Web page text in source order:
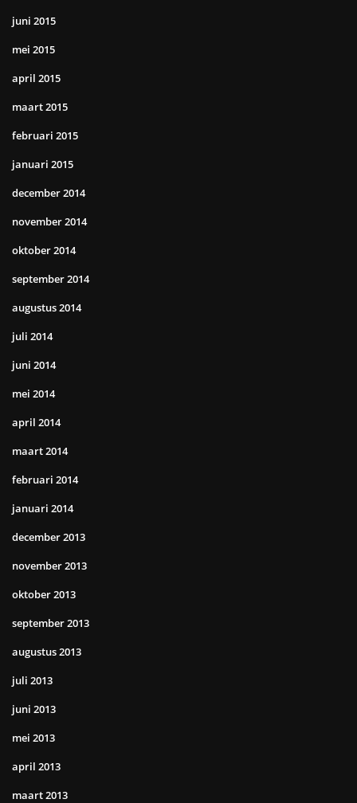
juni 2015
mei 2015
april 2015
maart 2015
februari 2015
januari 2015
december 2014
november 2014
oktober 2014
september 2014
augustus 2014
juli 2014
juni 2014
mei 2014
april 2014
maart 2014
februari 2014
januari 2014
december 2013
november 2013
oktober 2013
september 2013
augustus 2013
juli 2013
juni 2013
mei 2013
april 2013
maart 2013